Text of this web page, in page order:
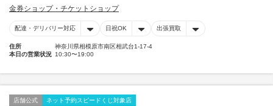
金券ショップ・チケットショップ
配達・デリバリー対応 日祝OK 出張買取
住所
神奈川県相模原市南区相武台1-17-4
本日の営業状況 10:30〜19:00
店舗公式 ネット予約スピードくじ対象店